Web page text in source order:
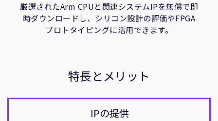
報道関連
人材採用
企業情報
厳選されたArm CPUと関連システムIPを無償で即
時ダウンロードし、シリコン設計の評価やFPGA
プロトタイピングに活用できます。
特長とメリット
IPの提供